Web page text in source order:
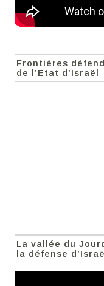
Frontières
de l’Etat d’Israël
La vallée du
la défense d’Israël